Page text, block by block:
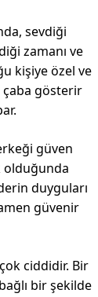
sevdiği
zamanı ve
kişiye özel ve
gösterir
güven
olduğunda
duyguları
güvenir
ciddidir. Bir
bir şekilde